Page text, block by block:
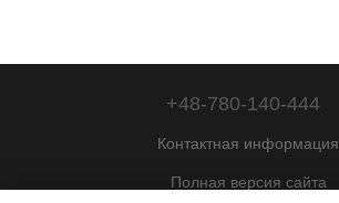
+48-780-140-444
Контактная информация
Полная версия сайта